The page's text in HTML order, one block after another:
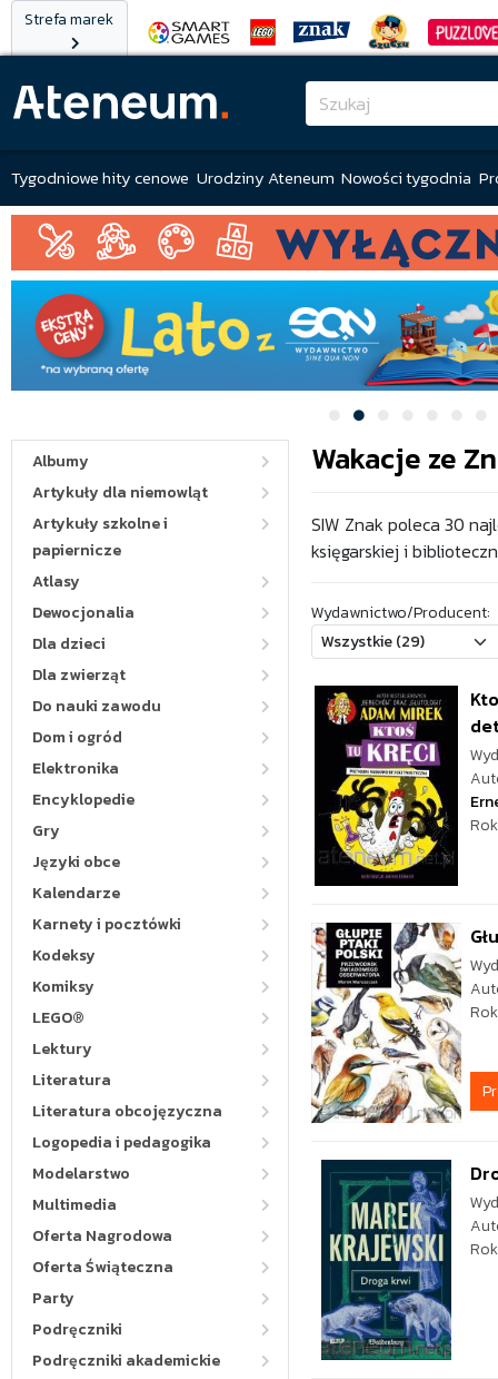
Strefa marek
Tygodniowe hity cenowe Urodziny Ateneum Nowości tygodnia
Albumy
Artykuły dla niemowląt
Artykuły szkolne i
papiernicze
Atlasy
Dewocjonalia
Dla dzieci
Dla zwierząt
Do nauki zawodu
Dom i ogród
Elektronika
Encyklopedie
Gry
Języki obce
Kalendarze
Karnety i pocztówki
Kodeksy
Komiksy
LEGO®
Lektury
Literatura
Literatura obcojęzyczna
Logopedia i pedagogika
Modelarstwo
Multimedia
Oferta Nagrodowa
Oferta Świąteczna
Party
Podręczniki
Podręczniki akademickie
Wakacje ze
SIW Znak poleca 30
księgarskiej i
Wydawnictwo/Producent: